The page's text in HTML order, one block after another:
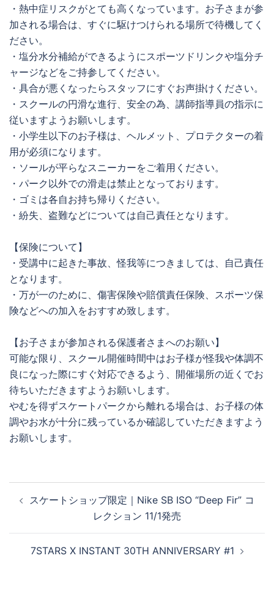
・熱中症リスクがとても高くなっています。お子さまが参
加される場合は、すぐに駆けつけられる場所で待機してく
ださい。
・塩分水分補給ができるようにスポーツドリンクや塩分チ
ャージなどをご持参してください。
・具合が悪くなったらスタッフにすぐお声掛けください。
・スクールの円滑な進行、安全の為、講師指導員の指示に
従いますようお願いします。
・小学生以下のお子様は、ヘルメット、プロテクターの着
用が必須になります。
・ソールが平らなスニーカーをご着用ください。
・パーク以外での滑走は禁止となっております。
・ゴミは各自お持ち帰りください。
・紛失、盗難などについては自己責任となります。
【保険について】
・受講中に起きた事故、怪我等につきましては、自己責任
となります。
・万が一のために、傷害保険や賠償責任保険、スポーツ保
険などへの加入をおすすめ致します。
【お子さまが参加される保護者さまへのお願い】
可能な限り、スクール開催時間中はお子様が怪我や体調不
良になった際にすぐ対応できるよう、開催場所の近くでお
待ちいただきますようお願いします。
やむを得ずスケートパークから離れる場合は、お子様の体
調やお水が十分に残っているか確認していただきますよう
お願いします。
稿 スケートショップ限定｜Nike SB ISO “Deep Fir” コ
レクション 11/1発売
7STARS X INSTANT 30TH ANNIVERSARY #1